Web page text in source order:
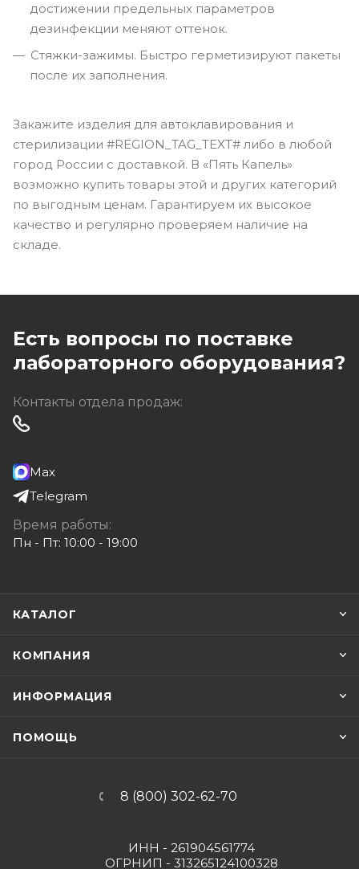
достижении предельных параметров
дезинфекции меняют оттенок.
Стяжки-зажимы. Быстро герметизируют пакеты
после их заполнения.
Закажите изделия для автоклавирования и
стерилизации #REGION_TAG_TEXT# либо в любой
город России с доставкой. В «Пять Капель»
возможно купить товары этой и других категорий
по выгодным ценам. Гарантируем их высокое
качество и регулярно проверяем наличие на
складе.
Есть вопросы по поставке
лабораторного оборудования?
Контакты отдела продаж:
Max
Telegram
Время работы:
Пн - Пт: 10:00 - 19:00
КАТАЛОГ
КОМПАНИЯ
ИНФОРМАЦИЯ
ПОМОЩЬ
8 (800) 302-62-70
ИНН - 261904561774
ОГРНИП - 313265124100328